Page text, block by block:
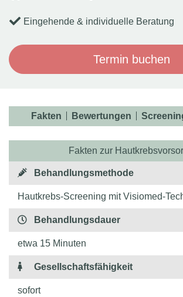
Eingehende & individuelle Beratung
Termin buchen
Fakten Bewertungen
Fakten zur
Behandlungsmethode
Hautkrebs-Screening mit Visiomed-
Behandlungsdauer
etwa 15 Minuten
Gesellschaftsfähigkeit
sofort